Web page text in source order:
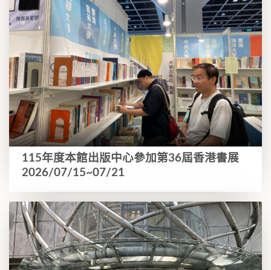
115年度本館出版中心參加第36屆香港書展
2026/07/15~07/21